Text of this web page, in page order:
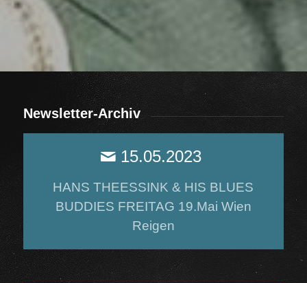
Newsletter-Archiv
15.05.2023
HANS THEESSINK & HIS BLUES
BUDDIES FREITAG 19.Mai Wien
Reigen